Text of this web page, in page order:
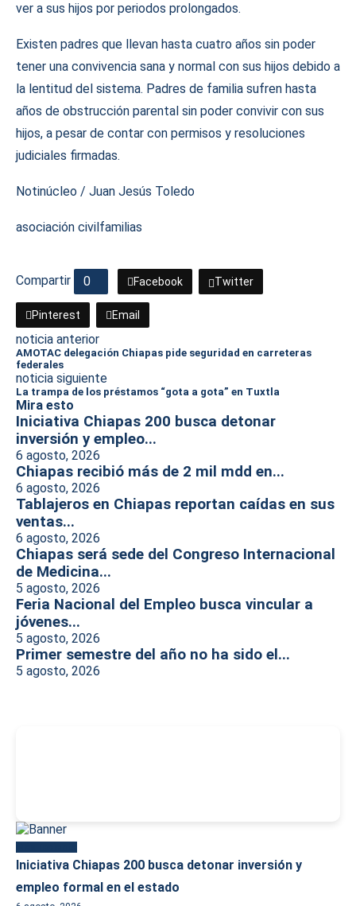
ver a sus hijos por periodos prolongados.
Existen padres que llevan hasta cuatro años sin poder
tener una convivencia sana y normal con sus hijos debido a
la lentitud del sistema. Padres de familia sufren hasta
años de obstrucción parental sin poder convivir con sus
hijos, a pesar de contar con permisos y resoluciones
judiciales firmadas.
Notinúcleo / Juan Jesús Toledo
asociación civilfamilias
Compartir 0 Facebook Twitter
Pinterest Email
noticia anterior
AMOTAC delegación Chiapas pide seguridad en carreteras
federales
noticia siguiente
La trampa de los préstamos “gota a gota” en Tuxtla
Mira esto
Iniciativa Chiapas 200 busca detonar
inversión y empleo...
6 agosto, 2026
Chiapas recibió más de 2 mil mdd en...
6 agosto, 2026
Tablajeros en Chiapas reportan caídas en sus
ventas...
6 agosto, 2026
Chiapas será sede del Congreso Internacional
de Medicina...
5 agosto, 2026
Feria Nacional del Empleo busca vincular a
jóvenes...
5 agosto, 2026
Primer semestre del año no ha sido el...
5 agosto, 2026
Iniciativa Chiapas 200 busca detonar inversión y
empleo formal en el estado